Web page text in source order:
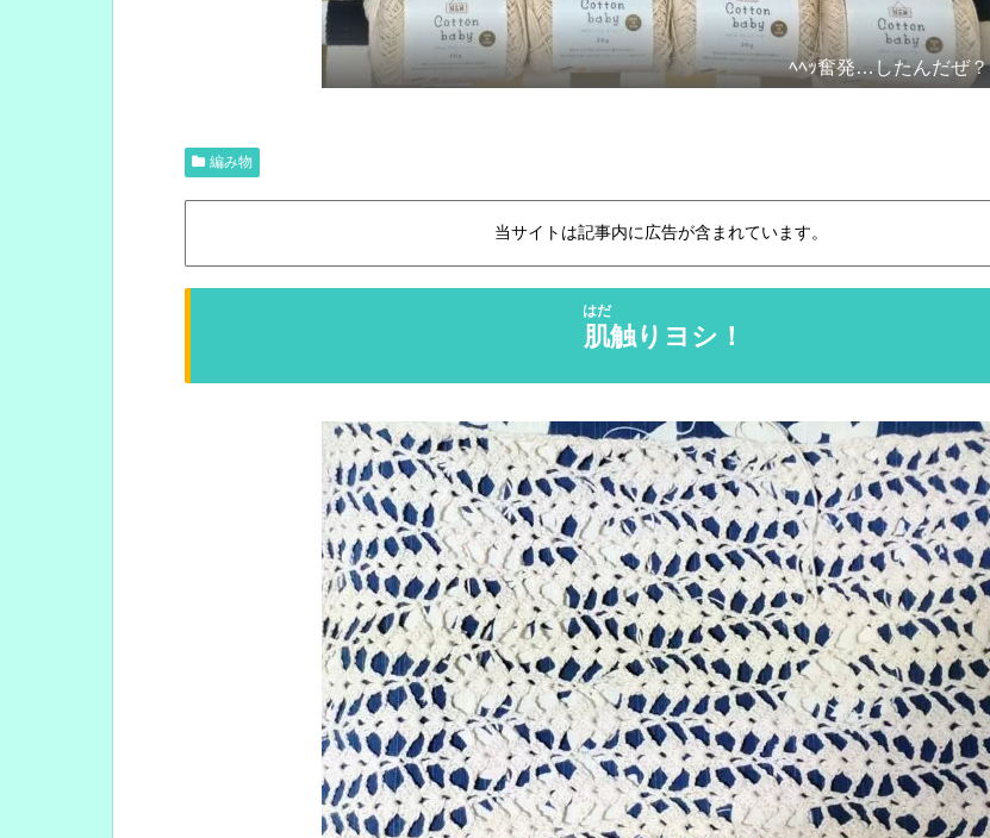
ﾍﾍｯ奮発…したんだぜ？
編み物
当サイトは記事内に広告が含まれています。
肌
はだ
触りヨシ！